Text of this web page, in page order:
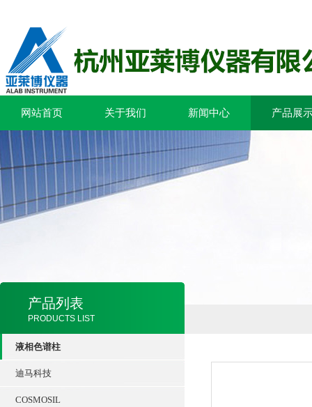
网站首页 关于我们 新闻中心 产品展
产品列表
PRODUCTS LIST
液相色谱柱
迪马科技
COSMOSIL